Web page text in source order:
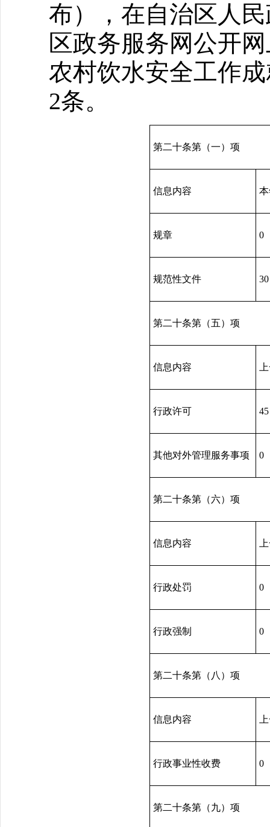
布），在自治区人
区政务服务网公开
农村饮水安全工作
2条。
第二十条第（一）项
信息内容
规章 0
规范性文件 30
第二十条第（五）项
信息内容
行政许可 45
其他对外管理服务事项 0
第二十条第（六）项
信息内容
行政处罚 0
行政强制 0
第二十条第（八）项
信息内容
行政事业性收费 0
第二十条第（九）项